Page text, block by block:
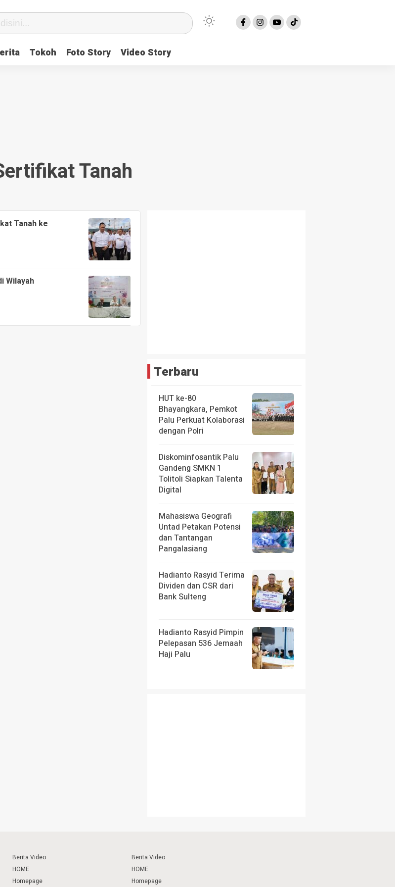
Tokoh Foto Story Video Story
Tanah
Tanah ke
Wilayah
Terbaru
HUT ke-80
Bhayangkara, Pemkot
Palu Perkuat Kolaborasi
dengan Polri
Diskominfosantik Palu
Gandeng SMKN 1
Tolitoli Siapkan Talenta
Digital
Mahasiswa Geografi
Untad Petakan Potensi
dan Tantangan
Pangalasiang
Hadianto Rasyid Terima
Dividen dan CSR dari
Bank Sulteng
Hadianto Rasyid Pimpin
Pelepasan 536 Jemaah
Haji Palu
Berita Video
HOME
Homepage
Berita Video
HOME
Homepage